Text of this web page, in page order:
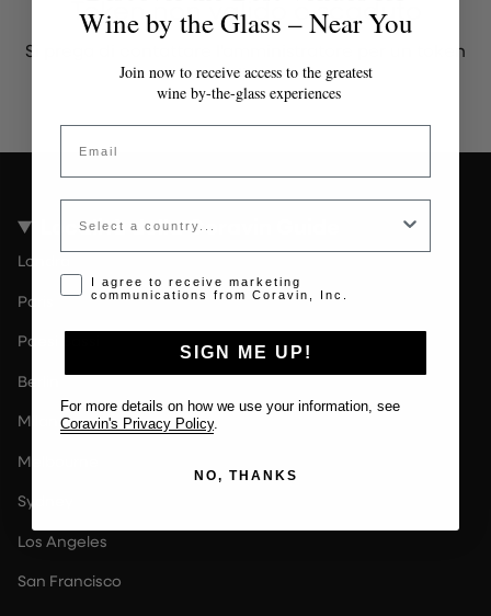
Token non valido o scaduto
Si prega di contattare l'amministratore per un token
valido.
Località della Coravin Guide
Londra
Paris
Paesi Bassi
Berlin
Milano
Melbourne
Sydney
Los Angeles
San Francisco
Wine by the Glass – Near You
Join now to receive access to the greatest
wine by-the-glass experiences
Email
Country
Opt-in disclaimer
I agree to receive marketing
communications from Coravin, Inc.
SIGN ME UP!
For more details on how we use your information, see
Coravin's Privacy Policy.
NO, THANKS